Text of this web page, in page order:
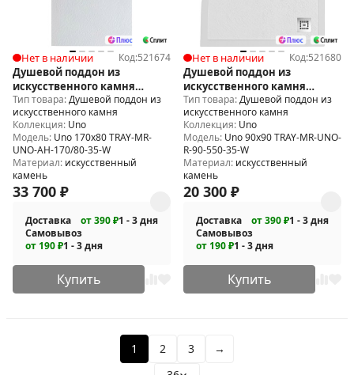
Нет в наличии Код:521674
Душевой поддон из
искусственного камня
BelBagno Uno 170x80 TRAY-
MR-UNO-AH-170/80-35-W
Тип товара:Душевой поддон из
искусственного камня
Коллекция: Uno
Модель: Uno 170x80 TRAY-MR-
UNO-AH-170/80-35-W
Материал: искусственный
камень
33 700 ₽
Доставка от 390 ₽1 - 3 дня
Самовывоз
от 190 ₽1 - 3 дня
Купить
Нет в наличии Код:521680
Душевой поддон из
искусственного камня
BelBagno Uno 90x90 TRAY-MR-
UNO-R-90-550-35-W
Тип товара:Душевой поддон из
искусственного камня
Коллекция: Uno
Модель: Uno 90x90 TRAY-MR-UNO-
R-90-550-35-W
Материал: искусственный
камень
20 300 ₽
Доставка от 390 ₽1 - 3 дня
Самовывоз
от 190 ₽1 - 3 дня
Купить
1 2 3
→